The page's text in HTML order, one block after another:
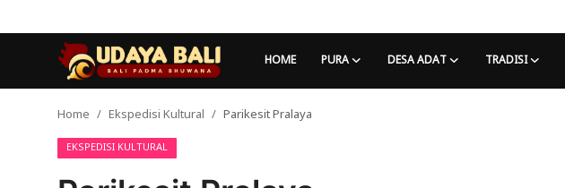
HOME PURA DESA ADAT TRADISI
Home Ekspedisi Kultural Parikesit Pralaya
EKSPEDISI KULTURAL